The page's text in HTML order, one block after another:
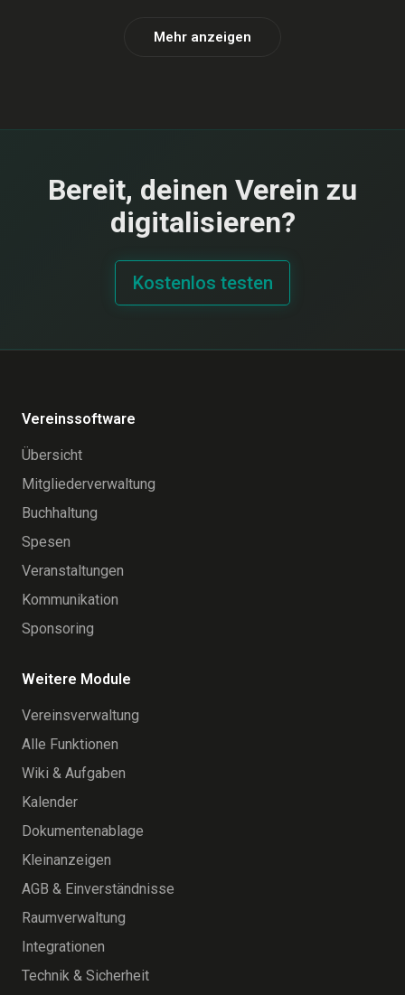
Mehr anzeigen
Bereit, deinen Verein zu
digitalisieren?
Kostenlos testen
Vereinssoftware
Übersicht
Mitgliederverwaltung
Buchhaltung
Spesen
Veranstaltungen
Kommunikation
Sponsoring
Weitere Module
Vereinsverwaltung
Alle Funktionen
Wiki & Aufgaben
Kalender
Dokumentenablage
Kleinanzeigen
AGB & Einverständnisse
Raumverwaltung
Integrationen
Technik & Sicherheit